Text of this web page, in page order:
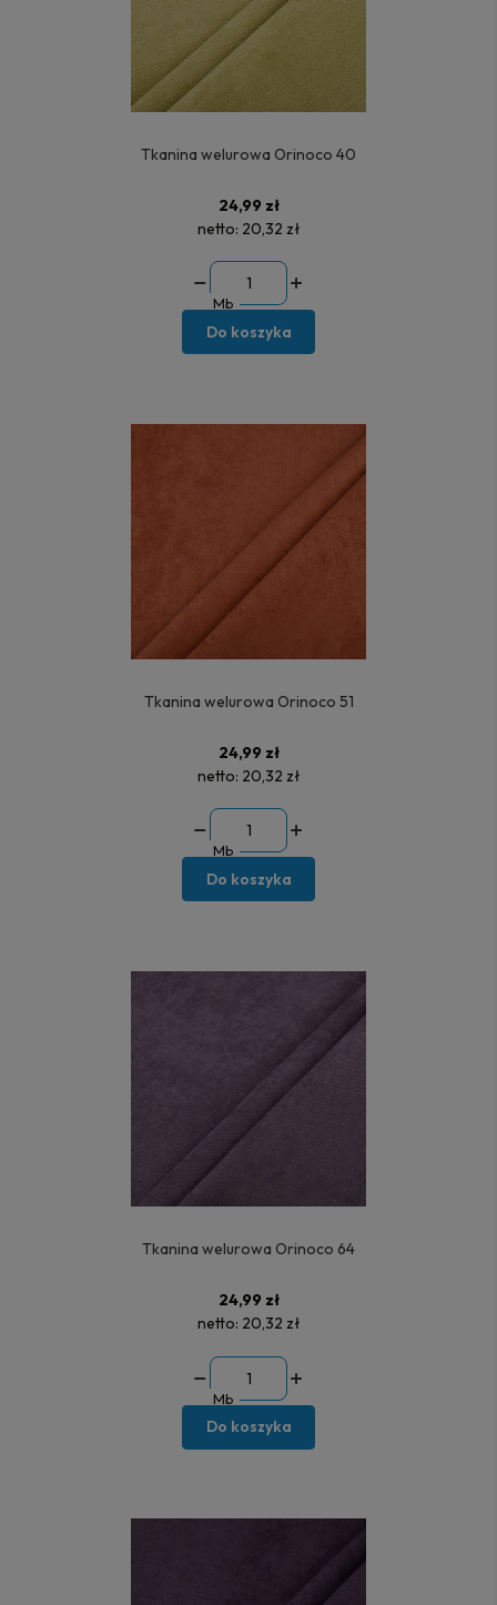
Tkanina welurowa Orinoco 40
24,99 zł
netto: 20,32 zł
Mb
Do koszyka
Tkanina welurowa Orinoco 51
24,99 zł
netto: 20,32 zł
Mb
Do koszyka
Tkanina welurowa Orinoco 64
24,99 zł
netto: 20,32 zł
Mb
Do koszyka